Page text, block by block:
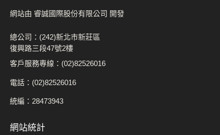
網站由 睿誠國際股份有限公司 開發
總公司：(242)新北市新莊區
復興路三段47號2樓
客戶服務專線：(02)82526016
電話：(02)82526016
統編：28473943
網站統計